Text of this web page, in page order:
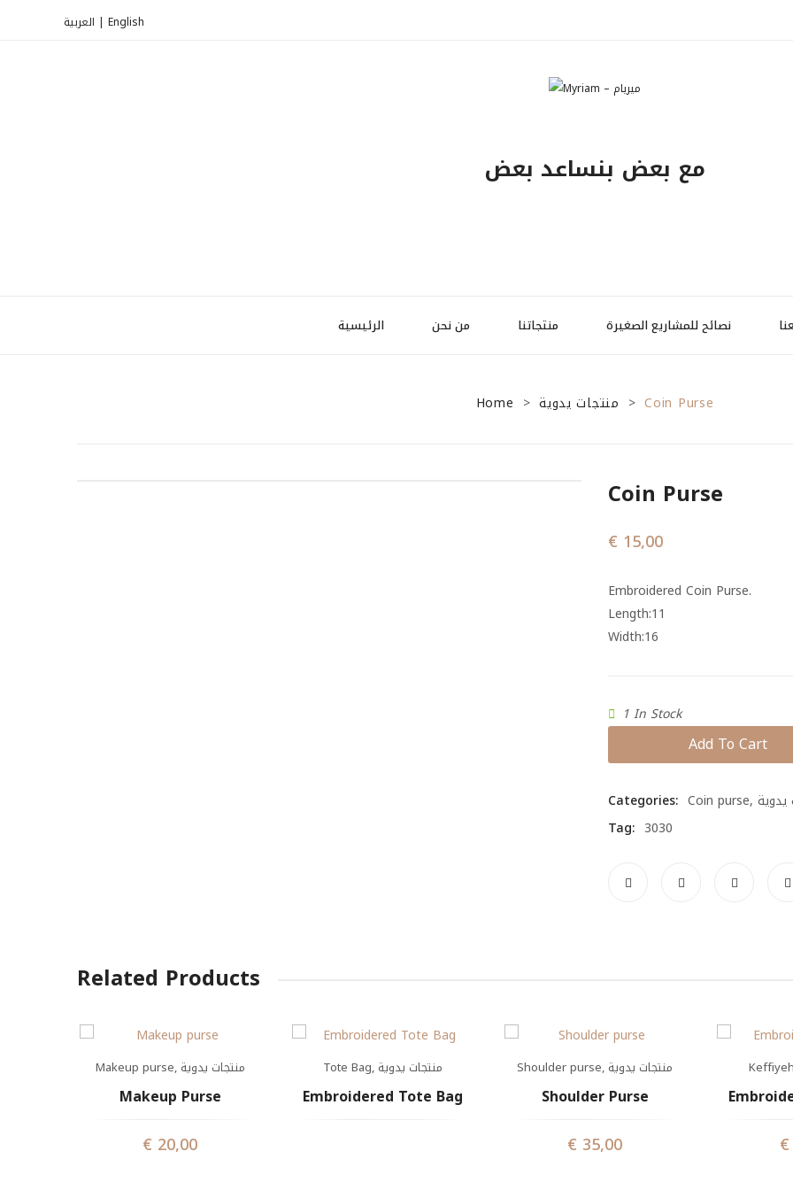
العربية | English
مع بعض بنساعد بعض
الرئيسية من نحن منتجاتنا نصائح للمشاريع الصغيرة
Home > منتجات يدوية > Coin Purse
Coin Purse
€ 15,00
Embroidered Coin Purse.
Length:11
Width:16
1 In Stock
Add To Cart
Categories: Coin purse,
Tag: 3030
Related Products
Makeup purse, منتجات يدوية
Makeup Purse
€ 20,00
Tote Bag, منتجات يدوية
Embroidered Tote Bag
Shoulder purse, منتجات يدوية
Shoulder Purse
€ 35,00
Keffiyeh
€